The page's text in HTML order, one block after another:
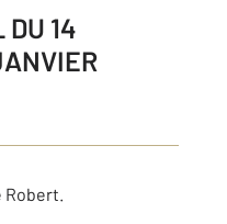
DU 14
Robert.